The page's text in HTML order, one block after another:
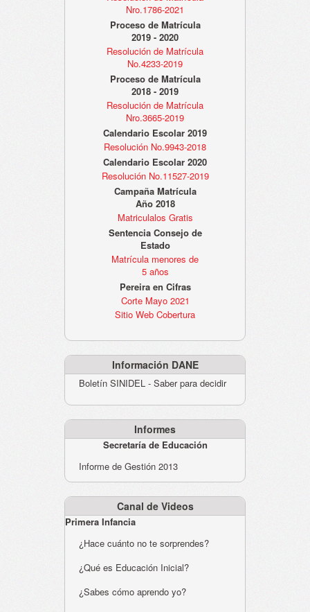
Nro.1786-2021
Proceso de Matrícula
2019 - 2020
Resolución de Matrícula
No.4233-2019
Proceso de Matrícula
2018 - 2019
Resolución de Matrícula
Nro.3665-2019
Calendario Escolar 2019
Resolución No.9943-2018
Calendario Escolar 2020
Resolución No.11527-2019
Campaña Matrícula
Año 2018
Matriculalos Gratis
Sentencia Consejo de
Estado
Matrícula menores de
5 años
Pereira en Cifras
Corte Mayo 2021
Sitio Web Cobertura
Información DANE
Boletín SINIDEL - Saber para decidir
Informes
Secretaría de Educación
Informe de Gestión 2013
Canal de Videos
Primera Infancia
¿Hace cuánto no te sorprendes?
¿Qué es Educación Inicial?
¿Sabes cómo aprendo yo?